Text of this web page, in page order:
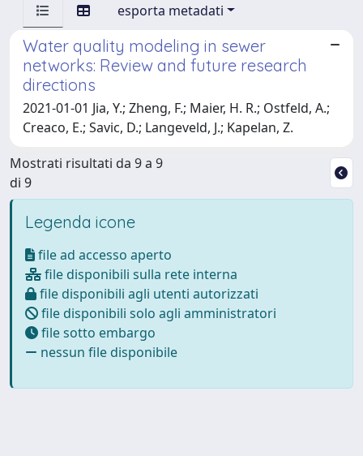
esporta metadati
Water quality modeling in sewer
networks: Review and future research
directions
2021-01-01 Jia, Y.; Zheng, F.; Maier, H. R.; Ostfeld, A.;
Creaco, E.; Savic, D.; Langeveld, J.; Kapelan, Z.
Mostrati risultati da 9 a 9
di 9
Legenda icone
file ad accesso aperto
file disponibili sulla rete interna
file disponibili agli utenti autorizzati
file disponibili solo agli amministratori
file sotto embargo
nessun file disponibile